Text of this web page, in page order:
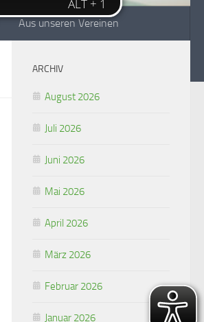
Aus unseren Vereinen
ARCHIV
August 2026
Juli 2026
Juni 2026
Mai 2026
April 2026
März 2026
Februar 2026
Januar 2026